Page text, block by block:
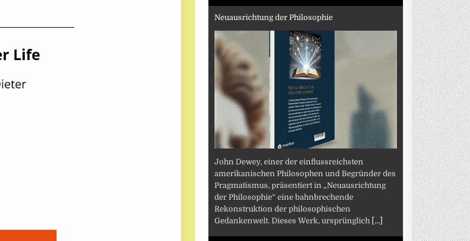
Neuausrichtung der Philosophie
John Dewey, einer der einflussreichsten
amerikanischen Philosophen und Begründer des
Pragmatismus, präsentiert in „Neuausrichtung
der Philosophie“ eine bahnbrechende
Rekonstruktion der philosophischen
Gedankenwelt. Dieses Werk, ursprünglich [...]